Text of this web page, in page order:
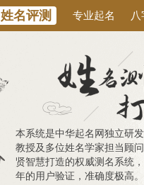
姓名评测 专业起名
本系统是中华起名网独立研
教授及多位姓名学家担当顾
贤智慧打造的权威测名系统
年的用户验证，准确度极高。